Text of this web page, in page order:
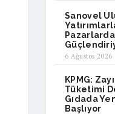
Sanovel
6 Ağustos 2026
KPMG:
Tüketimi
Gıdada
Başlıyor